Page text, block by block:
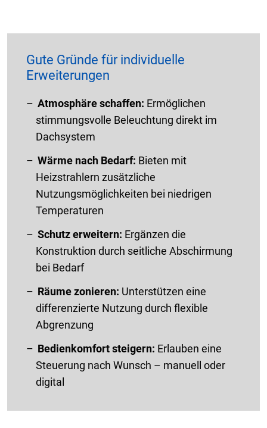
Gute Gründe für individuelle
Erweiterungen
Atmosphäre schaffen: Ermöglichen
stimmungsvolle Beleuchtung direkt im
Dachsystem
Wärme nach Bedarf: Bieten mit
Heizstrahlern zusätzliche
Nutzungsmöglichkeiten bei niedrigen
Temperaturen
Schutz erweitern: Ergänzen die
Konstruktion durch seitliche Abschirmung
bei Bedarf
Räume zonieren: Unterstützen eine
differenzierte Nutzung durch flexible
Abgrenzung
Bedienkomfort steigern: Erlauben eine
Steuerung nach Wunsch – manuell oder
digital